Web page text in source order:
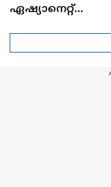
ഏഷ്യാനെറ്റ്